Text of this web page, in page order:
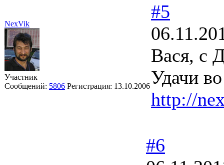
NexVik
Участник
Сообщений: 5806 Регистрация: 13.10.2006
#5
Вася, с
Удачи
http://
#6